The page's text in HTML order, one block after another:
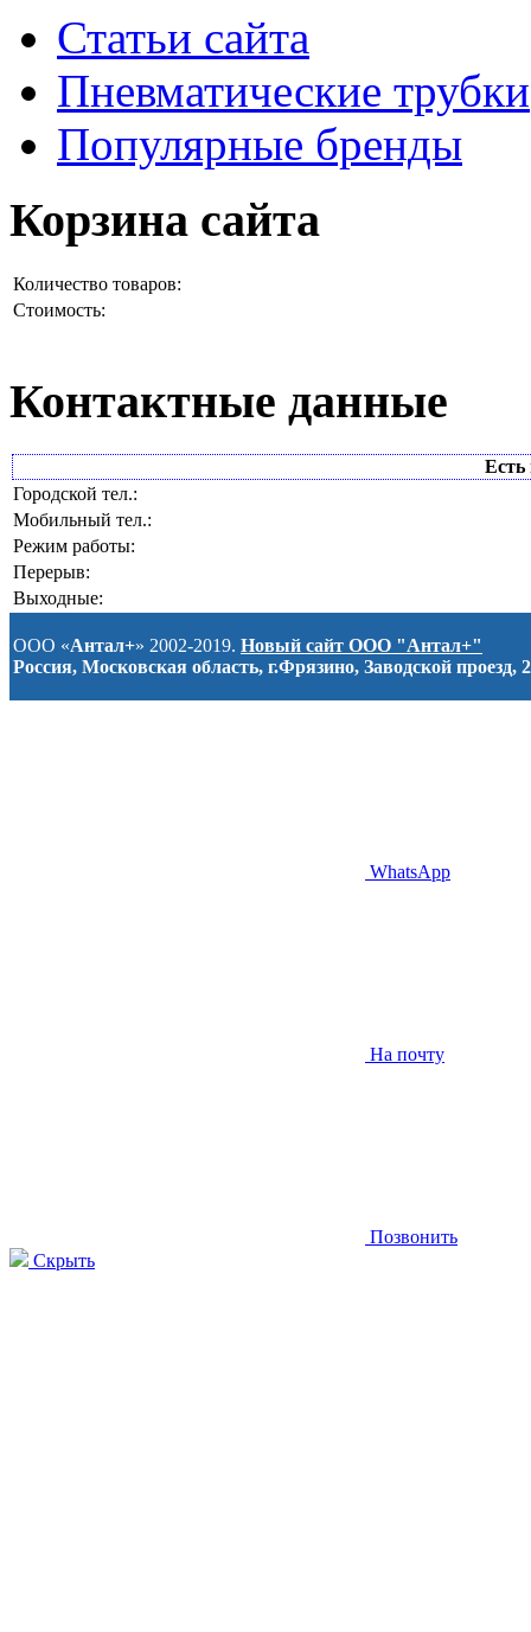
Статьи сайта
Пневматические трубки
Популярные бренды
Корзина сайта
Количество товаров:
Стоимость:
Контактные данные
Есть
Городской тел.:
Мобильный тел.:
Режим работы:
Перерыв:
Выходные:
ООО «Антал+» 2002-2019. Новый сайт ООО "Антал+"
Россия, Московская область, г.Фрязино, Заводской проезд, 2
WhatsApp
На почту
Позвонить
Скрыть